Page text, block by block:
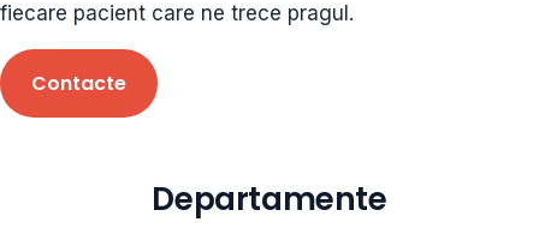
Clinici
Programare
fiecare pacient care ne trece pragul.
Contacte
Departamente